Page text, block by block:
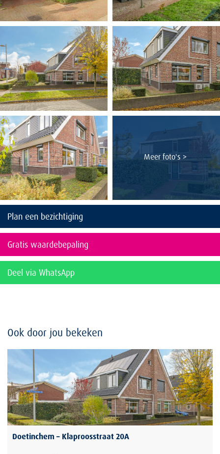
– Energielabel A
– 16 zonnepanelen (2020)
– Vloerverwarming op begane grond en badkamer
– Vernieuwde dakbedekking carport (2021)
– Rustige ligging nabij voorzieningen en natuur
Meer foto's >
Plan een bezichtiging
Gratis waardebepaling
Deel via WhatsApp
Ook door jou bekeken
Doetinchem – Klaproosstraat 20A